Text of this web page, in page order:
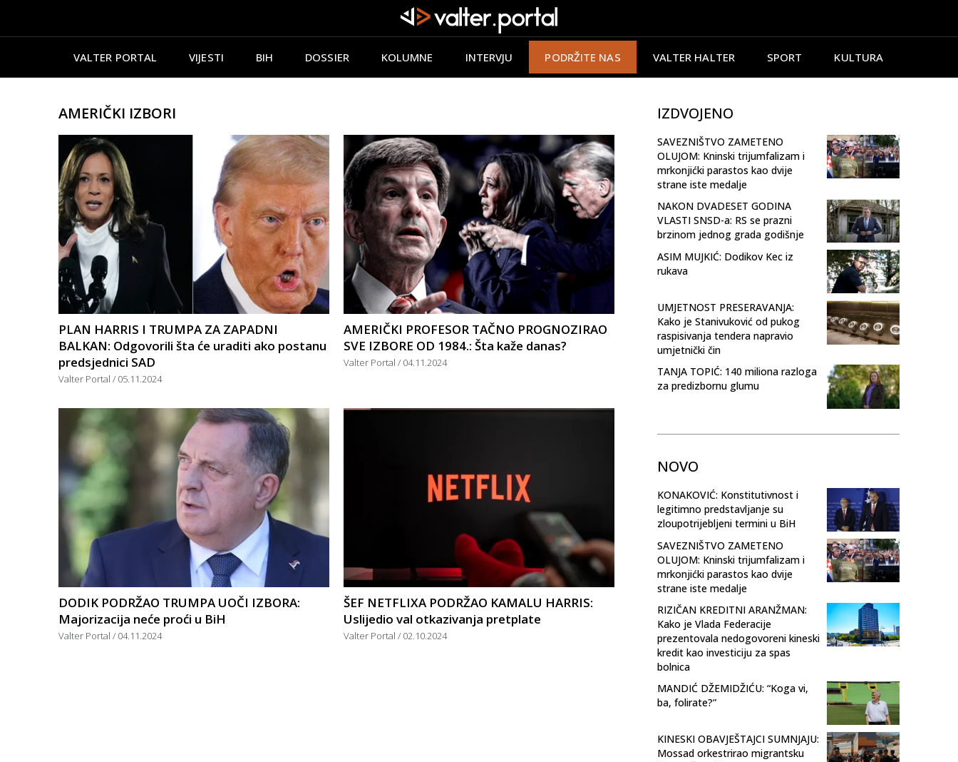
VALTER PORTAL VIJESTI BIH DOSSIER KOLUMNE INTERVJU PODRŽITE NAS VALTER HALTER SPORT KULTURA
AMERIČKI IZBORI
PLAN HARRIS I TRUMPA ZA ZAPADNI
BALKAN: Odgovorili šta će uraditi ako postanu
predsjednici SAD
Valter Portal 05.11.2024
AMERIČKI PROFESOR TAČNO PROGNOZIRAO
SVE IZBORE OD 1984.: Šta kaže danas?
Valter Portal 04.11.2024
DODIK PODRŽAO TRUMPA UOČI IZBORA:
Majorizacija neće proći u BiH
Valter Portal 04.11.2024
ŠEF NETFLIXA PODRŽAO KAMALU HARRIS:
Uslijedio val otkazivanja pretplate
Valter Portal 02.10.2024
IZDVOJENO
SAVEZNIŠTVO ZAMETENO
OLUJOM: Kninski trijumfalizam i
mrkonjićki parastos kao dvije
strane iste medalje
NAKON DVADESET GODINA
VLASTI SNSD-a: RS se prazni
brzinom jednog grada godišnje
ASIM MUJKIĆ: Dodikov Kec iz
rukava
UMJETNOST PRESERAVANJA:
Kako je Stanivuković od pukog
raspisivanja tendera napravio
umjetnički čin
TANJA TOPIĆ: 140 miliona razloga
za predizbornu glumu
NOVO
KONAKOVIĆ: Konstitutivnost i
legitimno predstavljanje su
zloupotrijebljeni termini u BiH
SAVEZNIŠTVO ZAMETENO
OLUJOM: Kninski trijumfalizam i
mrkonjićki parastos kao dvije
strane iste medalje
RIZIČAN KREDITNI ARANŽMAN:
Kako je Vlada Federacije
prezentovala nedogovoreni kineski
kredit kao investiciju za spas
bolnica
MANDIĆ DŽEMIDŽIĆU: “Koga vi,
ba, folirate?”
KINESKI OBAVJEŠTAJCI SUMNJAJU:
Mossad orkestrirao migrantsku